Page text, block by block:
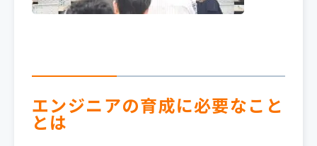
エンジニアの育成に必要なこと
とは